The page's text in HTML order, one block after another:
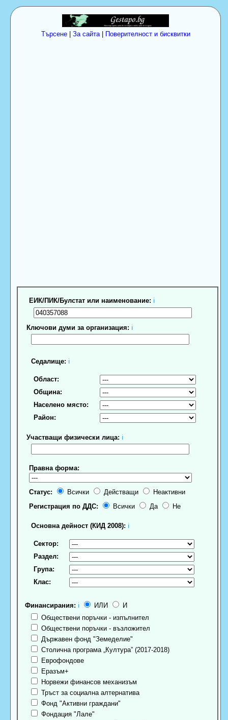
Търсене| За сайта| Поверителност и бисквитки
ЕИК/ПИК/Булстат или наименование: ℹ
Ключови думи за организация: ℹ
Седалище: ℹ
Област:
Община:
Населено място:
Район:
Участващи физически лица: ℹ
Правна форма:
Статус: Всички Действащи
Неактивни
Регистрация по ДДС:
Всички Да Не
Основна дейност (КИД 2008): ℹ
Сектор:
Раздел:
Група:
Клас:
Финансирания: ℹ ИЛИ
И
Обществени поръчки - изпълнител
Обществени поръчки - възложител
Държавен фонд "Земеделие"
Столична програма „Култура” (2017-2018)
Еврофондове
Еразъм+
Норвежи финансов механизъм
Тръст за социална алтернатива
Фонд "Активни граждани"
Фондация "Лале"